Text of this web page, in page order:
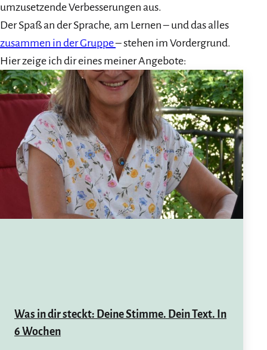
umzusetzende Verbesserungen aus.
Der Spaß an der Sprache, am Lernen – und das alles
zusammen in der Gruppe– stehen im Vordergrund.
Hier zeige ich dir eines meiner Angebote:
Was in dir steckt: Deine Stimme. Dein Text. In
6 Wochen